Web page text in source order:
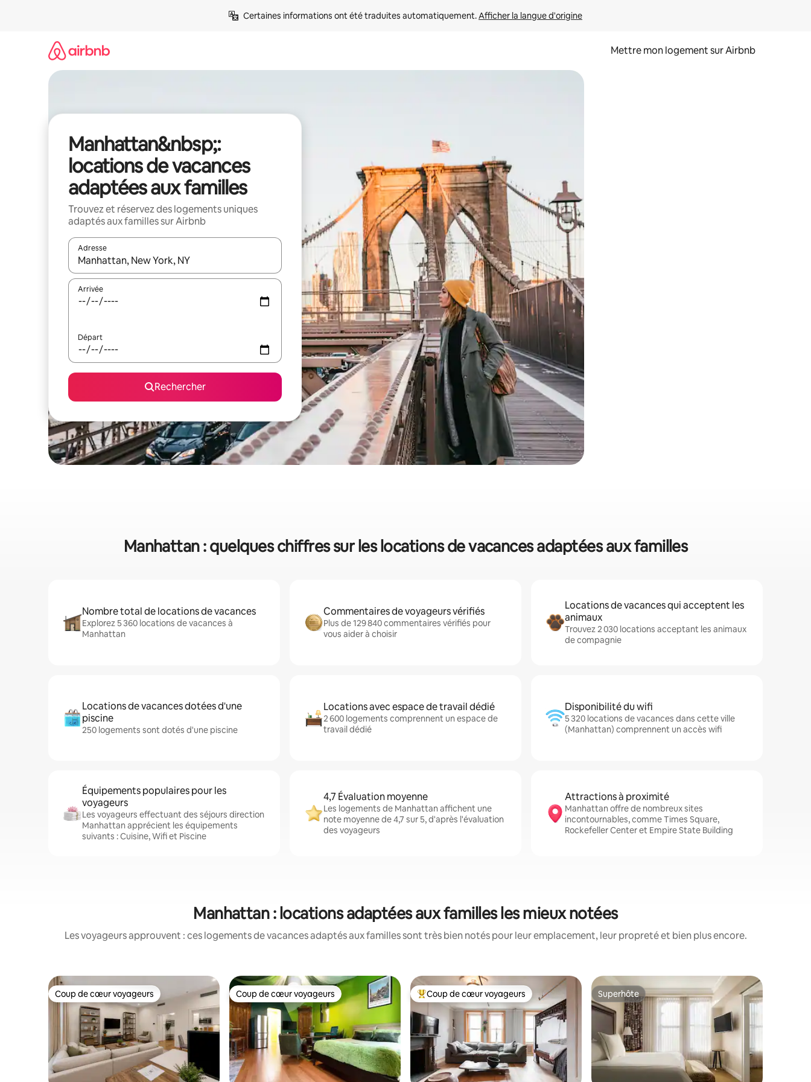
Certaines informations ont été traduites automatiquement. Afficher la langue d'origine
Mettre mon logement sur Airbnb
Manhattan&nbsp;:
locations de vacances
adaptées aux familles
Trouvez et réservez des logements uniques
adaptés aux familles sur Airbnb
Adresse
Lorsque les résultats s'affichent, utilisez les flèches vers le haut et vers le bas pour les parcourir ou en appuyant et en faisant glisser.
Arrivée
Départ
Rechercher
Manhattan : quelques chiffres sur les locations de vacances adaptées aux familles
Nombre total de locations de vacances
Explorez 5 360 locations de vacances à
Manhattan
Commentaires de voyageurs vérifiés
Plus de 129 840 commentaires vérifiés pour
vous aider à choisir
Locations de vacances qui acceptent les
animaux
Trouvez 2 030 locations acceptant les animaux
de compagnie
Locations de vacances dotées d'une
piscine
250 logements sont dotés d'une piscine
Locations avec espace de travail dédié
2 600 logements comprennent un espace de
travail dédié
Disponibilité du wifi
5 320 locations de vacances dans cette ville
(Manhattan) comprennent un accès wifi
Équipements populaires pour les
voyageurs
Les voyageurs effectuant des séjours direction
Manhattan apprécient les équipements
suivants : Cuisine, Wifi et Piscine
4,7 Évaluation moyenne
Les logements de Manhattan affichent une
note moyenne de 4,7 sur 5, d'après l'évaluation
des voyageurs
Attractions à proximité
Manhattan offre de nombreux sites
incontournables, comme Times Square,
Rockefeller Center et Empire State Building
Manhattan : locations adaptées aux familles les mieux notées
Les voyageurs approuvent : ces logements de vacances adaptés aux familles sont très bien notés pour leur emplacement, leur propreté et bien plus encore.
Coup de cœur voyageurs
Coup de cœur voyageurs Coup de cœur voyageurs
Coup de cœur voyageurs Coups de cœur voyageurs les plus appréciés
Coup de cœur voyageurs Superhôte
Superhôte